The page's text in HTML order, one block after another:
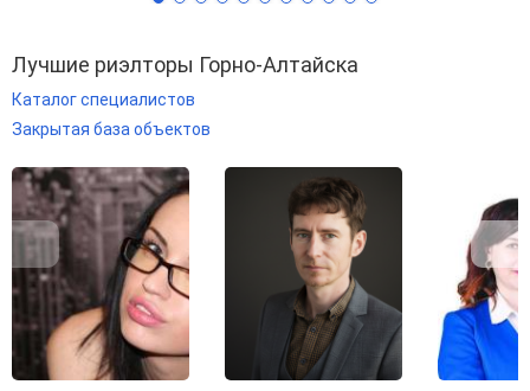
Лучшие риэлторы Горно-Алтайска
Каталог специалистов
Закрытая база объектов